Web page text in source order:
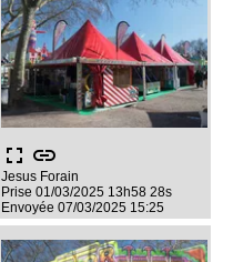
fullscreen link
Jesus Forain
Prise 01/03/2025 13h58 28s
Envoyée 07/03/2025 15:25